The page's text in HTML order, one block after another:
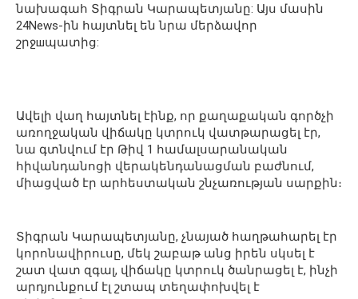
նախագահ Տիգրան Կարապետյանը: Այս մասին
24News-ին հայտնել են նրա մերձավոր
շրջшպատից:
Ավելի վաղ հայտնել էինք, որ քաղաքական գործչի
առողջական վիճակը կտրուկ վատթարացել էր,
նա գտնվում էր Թիվ 1 համալսարանական
հիվանդանոցի վերակենդանացման բաժնում,
միացված էր արհեստական շնչառության սարքին։
Տիգրան Կարապետյանը, չնայած հաղթահարել էր
կորոնավիրուսը, մեկ շաբաթ անց իրեն սկսել է
շատ վատ զգալ, վիճակը կտրուկ ծանրացել է, ինչի
արդյունքում էլ շտապ տեղափոխվել է